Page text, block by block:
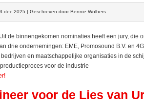
dec 2025 | Geschreven door Bennie Wolbers
de binnengekomen nominaties heeft een jury,
drie ondernemingen: EME, Promosound B.V. en
en maatschappelijke organisaties in de
voor de industrie
voor de Lies van